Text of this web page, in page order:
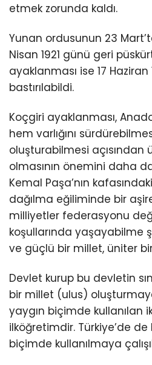
etmek zorunda kaldı.
Yunan ordusunun 23
Nisan 1921 günü geri
ayaklanması ise 17 Haziran
bastırılabildi.
Koçgiri ayaklanması,
hem varlığını
oluşturabilmesi açısından
olmasının önemini daha
Kemal Paşa’nın
dağılma eğiliminde bir
milliyetler federasyonu
koşullarında yaşayabilme
ve güçlü bir millet, üniter bir
Devlet kurup bu devletin
bir millet (ulus)
yaygın biçimde kullanılan
ilköğretimdir. Türkiye’de
biçimde kullanılmaya